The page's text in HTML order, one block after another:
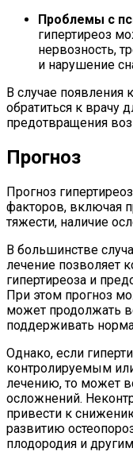
Проблемы с
гипертиреоз
нервозность,
и нарушение
В случае появления
обратиться к врачу
предотвращения
Прогноз
Прогноз
факторов, включая
тяжести, наличие
В большинстве
лечение позволяет
гипертиреоза и
При этом прогноз
может продолжать
поддерживать
Однако, если
контролируемым
лечению, то может
осложнений.
привести к
развитию
плодородия и